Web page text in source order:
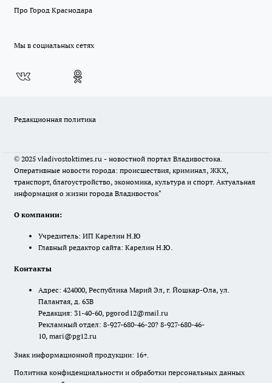
Про Город Краснодара
Мы в социальных сетях
Редакционная политика
© 2025 vladivostoktimes.ru - новостной портал Владивостока.
Оперативные новости города: происшествия, криминал, ЖКХ,
транспорт, благоустройство, экономика, культура и спорт. Актуальная
информация о жизни города Владивосток"
О компании:
Учредитель: ИП Карелин Н.Ю
Главный редактор сайта: Карелин Н.Ю.
Контакты
Адрес: 424000, Республика Марий Эл, г. Йошкар-Ола, ул.
Палантая, д. 63В
Редакция: 31-40-60, pgorod12@mail.ru
Рекламный отдел: 8-927-680-46-20? 8-927-680-46-
10, mari@pg12.ru
Знак информационной продукции: 16+.
Политика конфиденциальности и обработки персональных данных